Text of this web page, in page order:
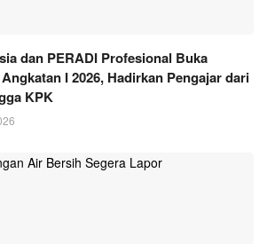
dan PERADI Profesional Buka
I 2026, Hadirkan Pengajar dari
KPK